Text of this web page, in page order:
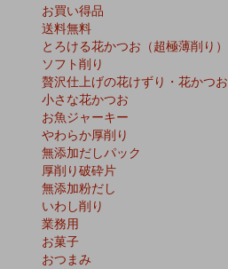
お買い得品
送料無料
とろける花かつお（超極薄削り）
ソフト削り
贅沢仕上げの花けずり・花かつお
小さな花かつお
お魚ジャーキー
やわらか厚削り
無添加だしパック
厚削り破砕片
無添加粉だし
いわし削り
業務用
お菓子
おつまみ